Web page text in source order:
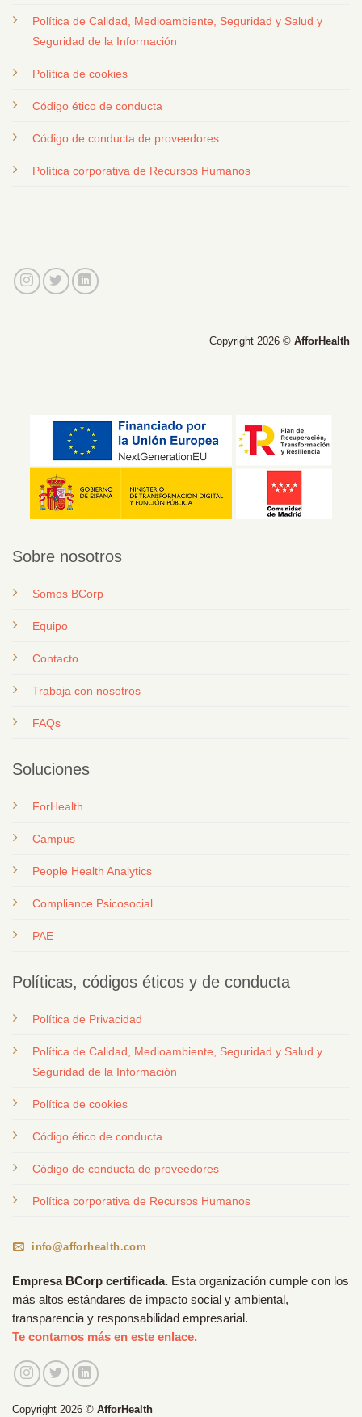
Política de Calidad, Medioambiente, Seguridad y Salud y
Seguridad de la Información
Política de cookies
Código ético de conducta
Código de conducta de proveedores
Política corporativa de Recursos Humanos
Copyright 2026 © AfforHealth
Sobre nosotros
Somos BCorp
Equipo
Contacto
Trabaja con nosotros
FAQs
Soluciones
ForHealth
Campus
People Health Analytics
Compliance Psicosocial
PAE
Políticas, códigos éticos y de conducta
Política de Privacidad
Política de Calidad, Medioambiente, Seguridad y Salud y
Seguridad de la Información
Política de cookies
Código ético de conducta
Código de conducta de proveedores
Política corporativa de Recursos Humanos
info@afforhealth.com
Empresa BCorp certificada. Esta organización cumple con los
más altos estándares de impacto social y ambiental,
transparencia y responsabilidad empresarial.
Te contamos más en este enlace.
Copyright 2026 © AfforHealth